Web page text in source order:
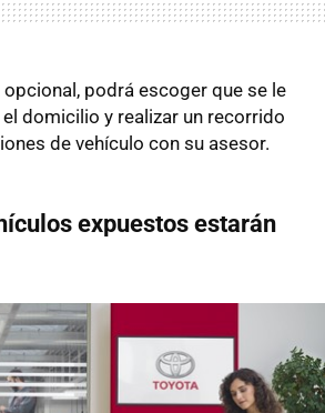
podrá escoger que se le
domicilio y realizar un recorrido
de vehículo con su asesor.
expuestos estarán